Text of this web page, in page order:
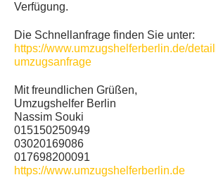
Verfügung.
Die Schnellanfrage finden Sie unter:
https://www.umzugshelferberlin.de/
umzugsanfrage
Mit freundlichen Grüßen,
Umzugshelfer Berlin
Nassim Souki
015150250949
03020169086
017698200091
https://www.umzugshelferberlin.de